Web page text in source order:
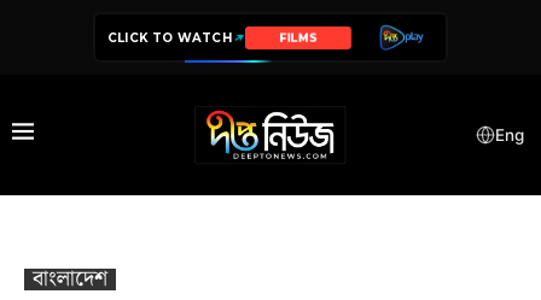
CLICK TO WATCH SERIES
Eng
বাংলাদেশ